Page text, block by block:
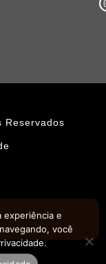
Reservados
experiência e
você